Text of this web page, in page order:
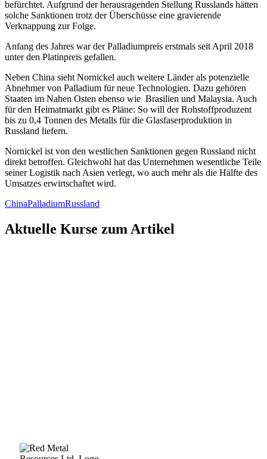
befürchtet. Aufgrund der herausragenden Stellung Russlands hätten
solche Sanktionen trotz der Überschüsse eine gravierende
Verknappung zur Folge.
Anfang des Jahres war der Palladiumpreis erstmals seit April 2018
unter den Platinpreis gefallen.
Neben China sieht Nornickel auch weitere Länder als potenzielle
Abnehmer von Palladium für neue Technologien. Dazu gehören
Staaten im Nahen Osten ebenso wie Brasilien und Malaysia. Auch
für den Heimatmarkt gibt es Pläne: So will der Rohstoffproduzent
bis zu 0,4 Tonnen des Metalls für die Glasfaserproduktion in
Russland liefern.
Nornickel ist von den westlichen Sanktionen gegen Russland nicht
direkt betroffen. Gleichwohl hat das Unternehmen wesentliche Teile
seiner Logistik nach Asien verlegt, wo auch mehr als die Hälfte des
Umsatzes erwirtschaftet wird.
ChinaPalladiumRussland
Aktuelle Kurse zum Artikel